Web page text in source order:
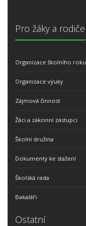
Pro žáky a rodiče
Organizace školního roku
Organizace výuky
Zájmová činnost
Žáci a zákonní zástupci
Školní družina
Dokumenty ke stažení
Školská rada
Bakaláři
Ostatní